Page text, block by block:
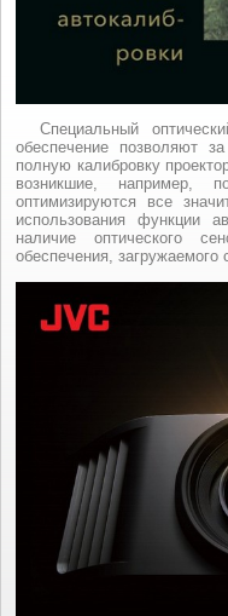
Специальный
обеспечение позволяют
полную калибровку
возникшие, например,
оптимизируются все
использования функции
наличие оптического
обеспечения, загружаемого